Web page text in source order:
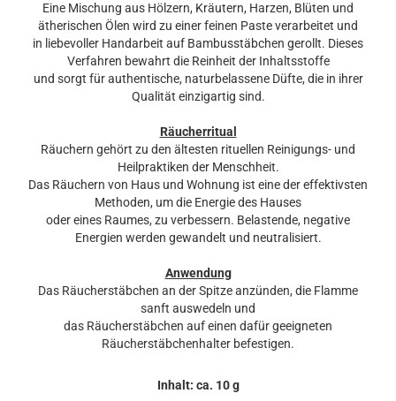
Eine Mischung aus Hölzern, Kräutern, Harzen, Blüten und
ätherischen Ölen wird zu einer feinen Paste verarbeitet und
in liebevoller Handarbeit auf Bambusstäbchen gerollt. Dieses
Verfahren bewahrt die Reinheit der Inhaltsstoffe
und sorgt für authentische, naturbelassene Düfte, die in ihrer
Qualität einzigartig sind.
Räucherritual
Räuchern gehört zu den ältesten rituellen Reinigungs- und
Heilpraktiken der Menschheit.
Das Räuchern von Haus und Wohnung ist eine der effektivsten
Methoden, um die Energie des Hauses
oder eines Raumes, zu verbessern. Belastende, negative
Energien werden gewandelt und neutralisiert.
Anwendung
Das Räucherstäbchen an der Spitze anzünden, die Flamme
sanft auswedeln und
das Räucherstäbchen auf einen dafür geeigneten
Räucherstäbchenhalter befestigen.
Inhalt: ca. 10 g